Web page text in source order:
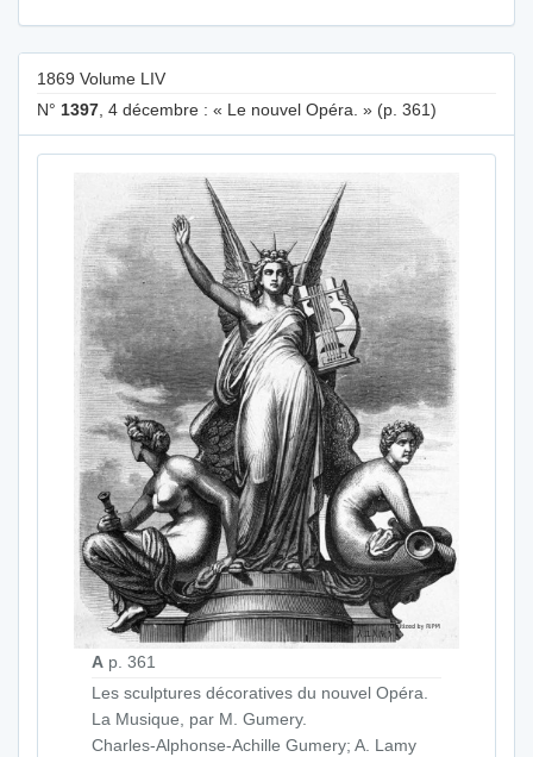
1869 Volume LIV
N° 1397 , 4 décembre : « Le nouvel Opéra. » (p. 361)
A p. 361
Les sculptures décoratives du nouvel Opéra.
La Musique, par M. Gumery.
Charles-Alphonse-Achille Gumery; A. Lamy